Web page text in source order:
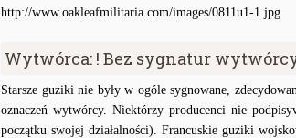
http://www.oakleafmilitaria.com/images/0811u1-1.jpg
Wytwórca: ! Bez sygnatur
Starsze guziki nie były w ogóle sygnowane,
oznaczeń wytwórcy. Niektórzy producenci nie
początku swojej działalności). Francuskie guziki